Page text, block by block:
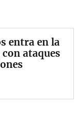
entra en la
ataques